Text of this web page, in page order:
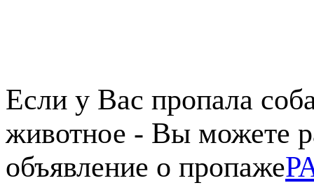
Если у Вас пропала
животное - Вы можете
объявление о пропаже